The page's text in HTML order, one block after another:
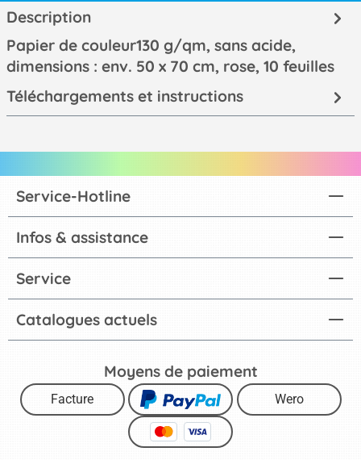
Description
Papier de couleur130 g/qm, sans acide,
dimensions : env. 50 x 70 cm, rose, 10 feuilles
Téléchargements et instructions
Catalogues actuels
Service-Hotline
Infos & assistance
Service
Moyens de paiement
Facture Wero